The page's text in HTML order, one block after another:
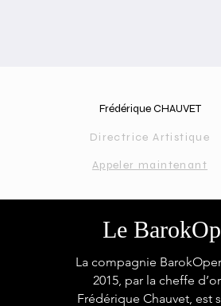
Frédérique CHAUVET
Directrice Artistique
Appeler maintenant
Le
La compagnie
2015, par la cheffe
Frédérique Chauvet, est